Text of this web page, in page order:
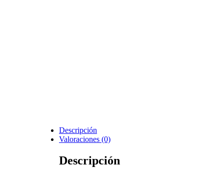
Descripción
Valoraciones (0)
Descripción